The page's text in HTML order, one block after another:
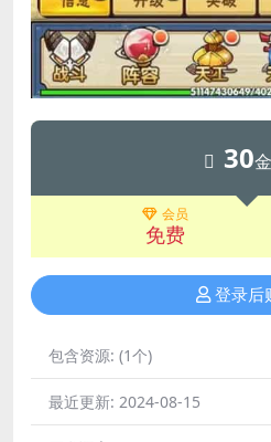
30
会员
免费
登录后
包含资源: (1个)
最近更新: 2024-08-15